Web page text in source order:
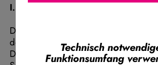
I. Ausgangslage
Der Deutsche Bundestag hat am
dem Gesetz zur Anpassung von
Datenübermittlungsvorschriften im
Technisch
Funktionsumfang
Google Maps Embed